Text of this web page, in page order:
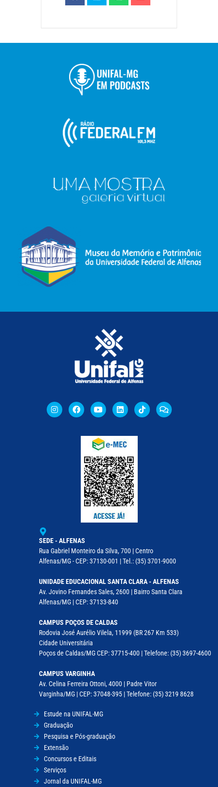
SEDE - ALFENAS
Rua Gabriel Monteiro da Silva, 700 | Centro
Alfenas/MG - CEP: 37130-001 | Tel.: (35) 3701-9000
UNIDADE EDUCACIONAL SANTA CLARA - ALFENAS
Av. Jovino Fernandes Sales, 2600 | Bairro Santa Clara
Alfenas/MG | CEP: 37133-840
CAMPUS POÇOS DE CALDAS
Rodovia José Aurélio Vilela, 11999 (BR 267 Km 533)
Cidade Universitária
Poços de Caldas/MG CEP: 37715-400 | Telefone: (35) 3697-4600
CAMPUS VARGINHA
Av. Celina Ferreira Ottoni, 4000 | Padre Vitor
Varginha/MG | CEP: 37048-395 | Telefone: (35) 3219 8628
Estude na UNIFAL-MG
Graduação
Pesquisa e Pós-graduação
Extensão
Concursos e Editais
Serviços
Jornal da UNIFAL-MG